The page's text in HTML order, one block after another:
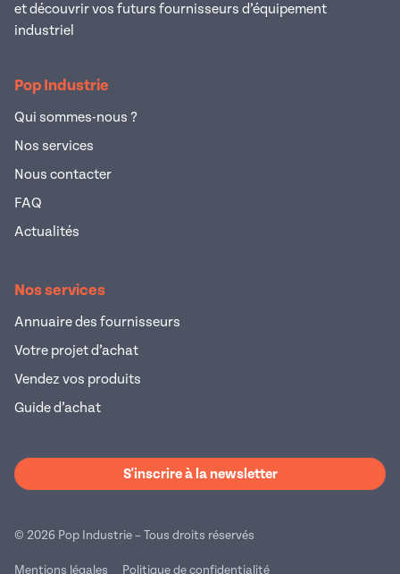
et découvrir vos futurs fournisseurs d’équipement
industriel
Pop Industrie
Qui sommes-nous ?
Nos services
Nous contacter
FAQ
Actualités
Nos services
Annuaire des fournisseurs
Votre projet d’achat
Vendez vos produits
Guide d’achat
S'inscrire à la newsletter
© 2026 Pop Industrie – Tous droits réservés
Mentions légales Politique de confidentialité